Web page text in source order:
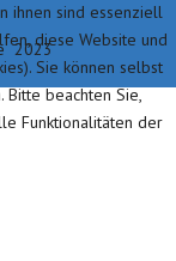
2023
ihnen sind essenziell
diese Website und
Sie können selbst
Bitte beachten Sie,
Funktionalitäten der